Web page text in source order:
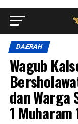
DAERAH
Wagub
dan Warga
1 Muharam